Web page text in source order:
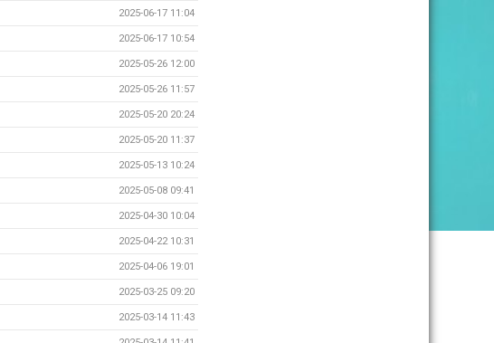
2025-06-17 11:04
2025-06-17 10:54
2025-05-26 12:00
2025-05-26 11:57
2025-05-20 20:24
2025-05-20 11:37
2025-05-13 10:24
2025-05-08 09:41
2025-04-30 10:04
2025-04-22 10:31
2025-04-06 19:01
2025-03-25 09:20
2025-03-14 11:43